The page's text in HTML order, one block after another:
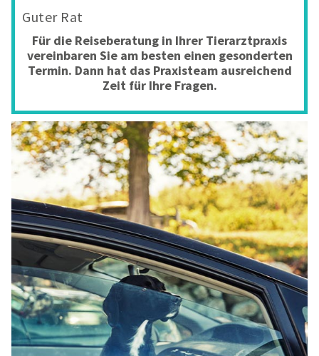
Guter Rat
Für die Reiseberatung in Ihrer Tierarztpraxis
vereinbaren Sie am besten einen gesonderten
Termin. Dann hat das Praxisteam ausreichend
Zeit für Ihre Fragen.